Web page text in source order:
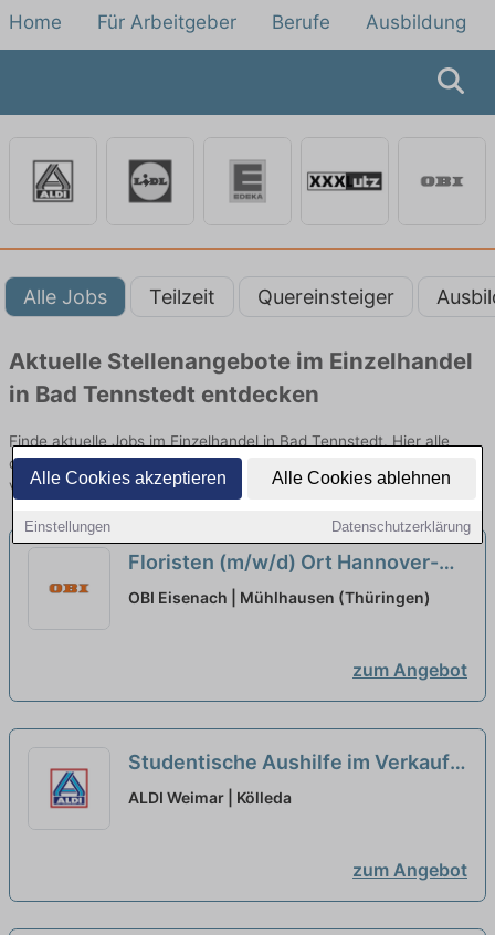
Alle Cookies akzeptieren Alle Cookies ablehnen
Einstellungen Datenschutzerklärung
Home Für Arbeitgeber Berufe Ausbildung
Alle Jobs Teilzeit Quereinsteiger
Aktuelle Stellenangebote im Einzelhandel
in Bad Tennstedt entdecken
Finde aktuelle Jobs im Einzelhandel in Bad Tennstedt. Hier alle
offenen Stellenangebote im Verkauf, Vertrieb und Handel
vergleichen.
Floristen (m/w/d) Ort Hannover-
Langenhagen neu
OBI Eisenach | Mühlhausen (Thüringen)
zum Angebot
Studentische Aushilfe im Verkauf
(m/w/d) neu
ALDI Weimar | Kölleda
zum Angebot